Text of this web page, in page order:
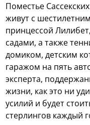
Поместье
живут с шестилетним
принцессой
садами, а также
домиком, детским
гаражом на пять
эксперта,
жизни, как это ни
усилий и будет
стерлингов каждый